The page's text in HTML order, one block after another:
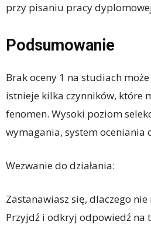
przy pisaniu pracy
Podsumowanie
Brak oceny 1 na studiach
istnieje kilka czynników, które
fenomen. Wysoki poziom
wymagania, system oceniania
Wezwanie do działania:
Zastanawiasz się, dlaczego
Przyjdź i odkryj odpowiedź na